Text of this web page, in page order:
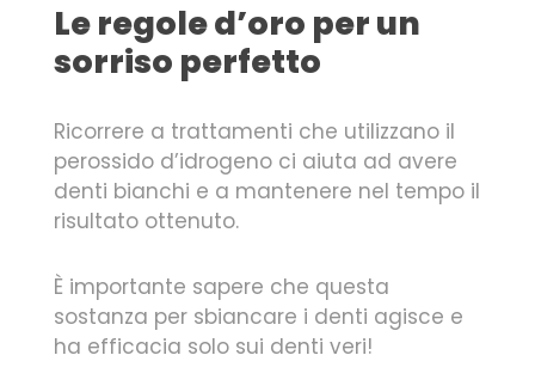
Le regole d’oro per un
sorriso perfetto
Ricorrere a trattamenti che utilizzano il
perossido d’idrogeno ci aiuta ad avere
denti bianchi e a mantenere nel tempo il
risultato ottenuto.
È importante sapere che questa
sostanza per sbiancare i denti agisce e
ha efficacia solo sui denti veri!